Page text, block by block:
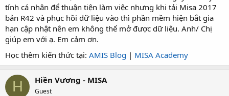
t
e
r
tính cá nhân để thuận tiện làm việc nhưng khi tải Misa 2017
bản R42 và phục hồi dữ liệu vào thì phần mềm hiện bắt gia
hạn cập nhật nên em không thể mở được dữ liệu. Anh/ Chị
giúp em với ạ. Em cảm ơn.
Học thêm kiến thức tại: AMIS Blog | MISA Academy
H Hiền Vương - MISA
Guest